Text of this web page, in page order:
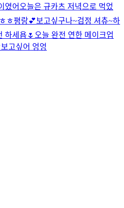
였어 오늘은 규카츠 저녁으로 먹었
ㅎㅎ평랑💕 보고싶구나~검정 셔츄~하
하세욥🌷 오늘 완전 연한 메이크업
보고싶어 엉엉